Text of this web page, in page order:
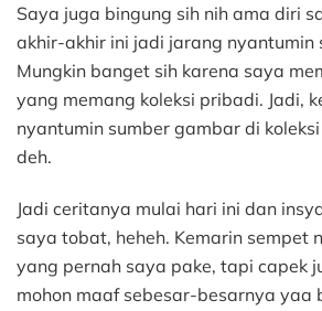
Saya juga bingung sih nih ama diri
akhir-akhir ini jadi jarang nyantumin
Mungkin banget sih karena saya
yang memang koleksi pribadi. Jadi,
nyantumin sumber gambar di
deh.
Jadi ceritanya mulai hari ini dan
saya tobat, heheh. Kemarin sempet
yang pernah saya pake, tapi capek
mohon maaf sebesar-besarnya yaa